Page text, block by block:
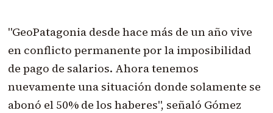
"GeoPatagonia desde hace más de un año vive
en conflicto permanente por la imposibilidad
de pago de salarios. Ahora tenemos
nuevamente una situación donde solamente se
abonó el 50% de los haberes", señaló Gómez